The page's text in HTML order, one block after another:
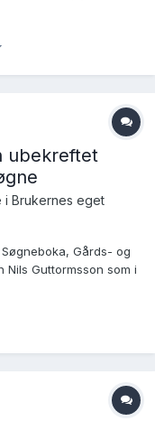
A. Bentsens
ubekreftet
i Brukernes eget
Gårds- og
Nils Guttormsson som i
av Syvert Jonsson